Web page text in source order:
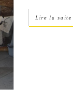
Lire la suite